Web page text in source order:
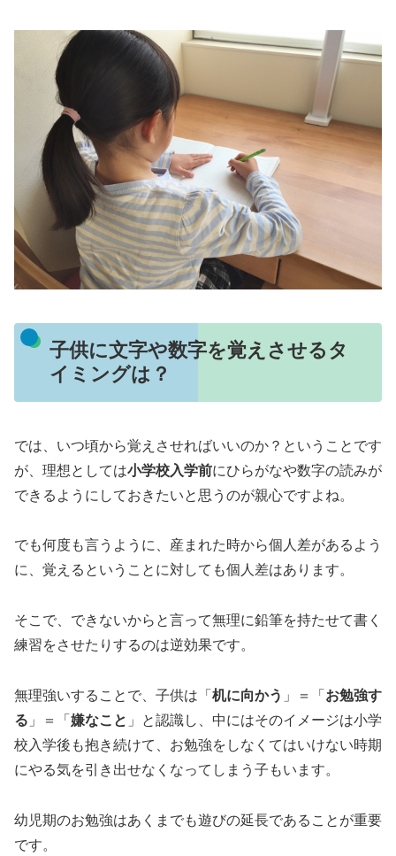
子供に文字や数字を覚えさせるタ
イミングは？
では、いつ頃から覚えさせればいいのか？ということです
が、理想としては小学校入学前にひらがなや数字の読みが
できるようにしておきたいと思うのが親心ですよね。
でも何度も言うように、産まれた時から個人差があるよう
に、覚えるということに対しても個人差はあります。
そこで、できないからと言って無理に鉛筆を持たせて書く
練習をさせたりするのは逆効果です。
無理強いすることで、子供は「 机に向かう 」＝「 お勉強す
る 」＝「 嫌なこと 」と認識し、中にはそのイメージは小学
校入学後も抱き続けて、お勉強をしなくてはいけない時期
にやる気を引き出せなくなってしまう子もいます。
幼児期のお勉強はあくまでも遊びの延長であることが重要
です。